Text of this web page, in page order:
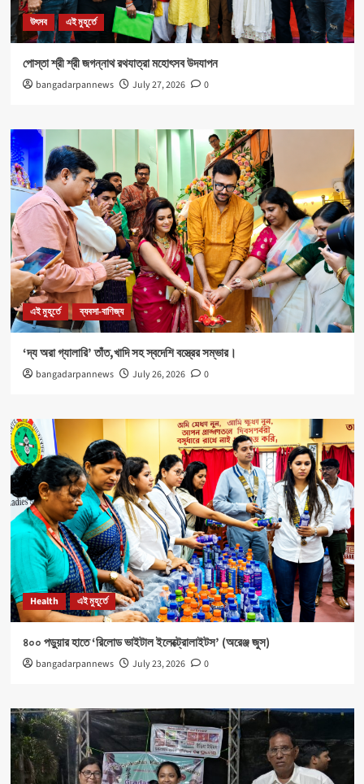
উৎসব এই মুহূর্তে
পোস্তা শ্রী শ্রী জগন্নাথ রথযাত্রা মহোৎসব উদযাপন
bangadarpannews July 27, 2026 0
এই মুহূর্তে ব্যবসা-বাণিজ্য
‘দ্য অরা গ্যালারি’ তাঁত,খাদি সহ স্বদেশি বস্ত্রের সম্ভার।
bangadarpannews July 26, 2026 0
Health এই মুহূর্তে
৪০০ পড়ুয়ার হাতে ‘রিলোড ভাইটাল ইলেক্ট্রোলাইটস’ (অরেঞ্জ জুস)
bangadarpannews July 23, 2026 0